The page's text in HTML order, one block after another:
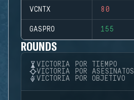
VCNTX 80
GASPRO 155
ROUNDS
VICTORIA POR TIEMPO
VICTORIA POR ASESINATOS
VICTORIA POR OBJETIVO